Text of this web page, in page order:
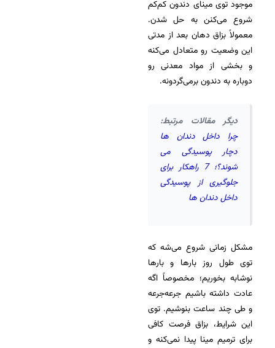
موجود توی مینای دندون کم‌کم
شروع می‌کنن به حل شدن.
معمولاً بزاق دهان بعد از مدتی
این وضعیت رو متعادل می‌کنه
و بخشی از مواد معدنی رو
دوباره به دندون برمی‌گردونه.
دیگر مقالات مرتبط:
چرا داخل دندان ها
دچار پوسیدگی می
شوند؟؛ 7 راهکار برای
جلوگیری از پوسیدگی
داخل دندان ها
مشکل زمانی شروع می‌شه که
توی طول روز بارها و بارها
نوشابه بخوریم؛ مخصوصاً اگه
عادت داشته باشیم جرعه‌جرعه
و طی چند ساعت بنوشیم. توی
این شرایط، بزاق فرصت کافی
برای ترمیم مینا پیدا نمی‌کنه و